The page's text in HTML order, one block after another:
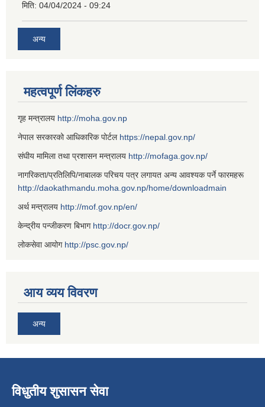
मिति: 04/04/2024 - 09:24
अन्य
महत्वपूर्ण लिंकहरु
गृह मन्त्रालय http://moha.gov.np
नेपाल सरकारको आधिकारिक पोर्टल https://nepal.gov.np/
संघीय मामिला तथा प्रशासन मन्त्रालय http://mofaga.gov.np/
नागरिकता/प्रतिलिपि/नाबालक परिचय पत्र लगायत अन्य आवश्यक पर्ने फारमहरू
http://daokathmandu.moha.gov.np/home/downloadmain
अर्थ मन्त्रालय http://mof.gov.np/en/
केन्द्रीय पन्जीकरण बिभाग http://docr.gov.np/
लोकसेवा आयोग http://psc.gov.np/
आय व्यय विवरण
अन्य
विधुतीय शुसासन सेवा